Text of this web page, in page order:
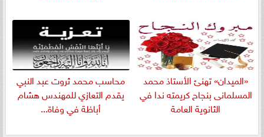
«الميدان» تهنئ الأستاذ محمد
المسلمانى بنجاح كريمته ندا في
الثانوية العامة
​محاسب محمد ثروت عبد النبي
يقدم التعازي للمهندس هشام
أباظة في وفاة...